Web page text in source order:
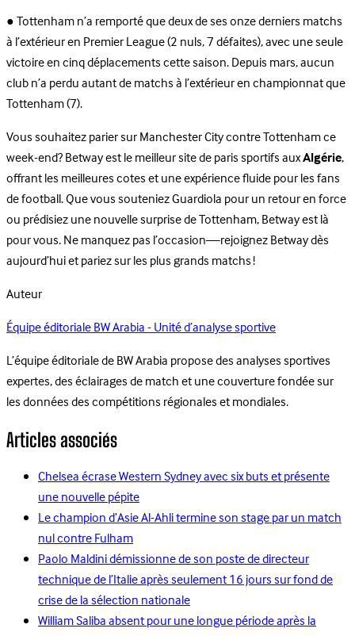
● Tottenham n’a remporté que deux de ses onze derniers matchs
à l’extérieur en Premier League (2 nuls, 7 défaites), avec une seule
victoire en cinq déplacements cette saison. Depuis mars, aucun
club n’a perdu autant de matchs à l’extérieur en championnat que
Tottenham (7).
Vous souhaitez parier sur Manchester City contre Tottenham ce
week-end? Betway est le meilleur site de paris sportifs auxAlgérie,
offrant les meilleures cotes et une expérience fluide pour les fans
de football. Que vous souteniez Guardiola pour un retour en force
ou prédisiez une nouvelle surprise de Tottenham, Betway est là
pour vous. Ne manquez pas l’occasion—rejoignez Betway dès
aujourd’hui et pariez sur les plus grands matchs !
Auteur
Équipe éditoriale BW Arabia - Unité d’analyse sportive
L’équipe éditoriale de BW Arabia propose des analyses sportives
expertes, des éclairages de match et une couverture fondée sur
les données des compétitions régionales et mondiales.
Articles associés
Chelsea écrase Western Sydney avec six buts et présente
une nouvelle pépite
Le champion d’Asie Al-Ahli termine son stage par un match
nul contre Fulham
Paolo Maldini démissionne de son poste de directeur
technique de l’Italie après seulement 16 jours sur fond de
crise de la sélection nationale
William Saliba absent pour une longue période après la